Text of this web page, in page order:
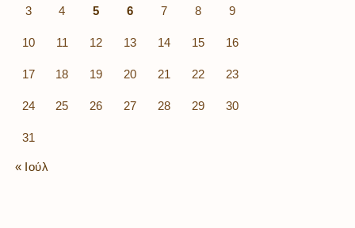
3 4 5 6 7 8 9
10 11 12 13 14 15 16
17 18 19 20 21 22 23
24 25 26 27 28 29 30
31
« Ιούλ